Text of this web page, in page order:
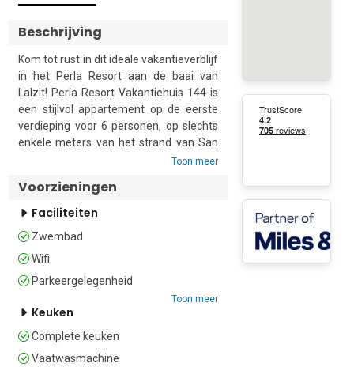
Beschrijving
Kom tot rust in dit ideale vakantieverblijf
in het Perla Resort aan de baai van
Lalzit! Perla Resort Vakantiehuis 144 is
een stijlvol appartement op de eerste
verdieping voor 6 personen, op slechts
enkele meters van het strand van San
Pietro. Zowel gezinnen als vrienden
plezier beleven, met tal van activiteiten
in het resort en op het strand.
De open woonruimte van het
appartement is smaakvol ingericht met
een hoekbank, tegenover de glazen
balkon. De keuken/eetkamer heeft een
met een kookplaat, oven, magnetron,
vaatwasser, Nespresso-
Toon meer
Voorzieningen
Faciliteiten
Zwembad
Wifi
Parkeergelegenheid
Toon meer
Keuken
Complete keuken
Vaatwasmachine